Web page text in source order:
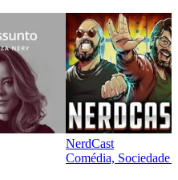
NerdCast
Comédia, Sociedade